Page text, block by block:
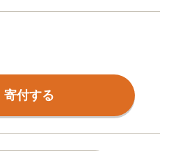
寄付する